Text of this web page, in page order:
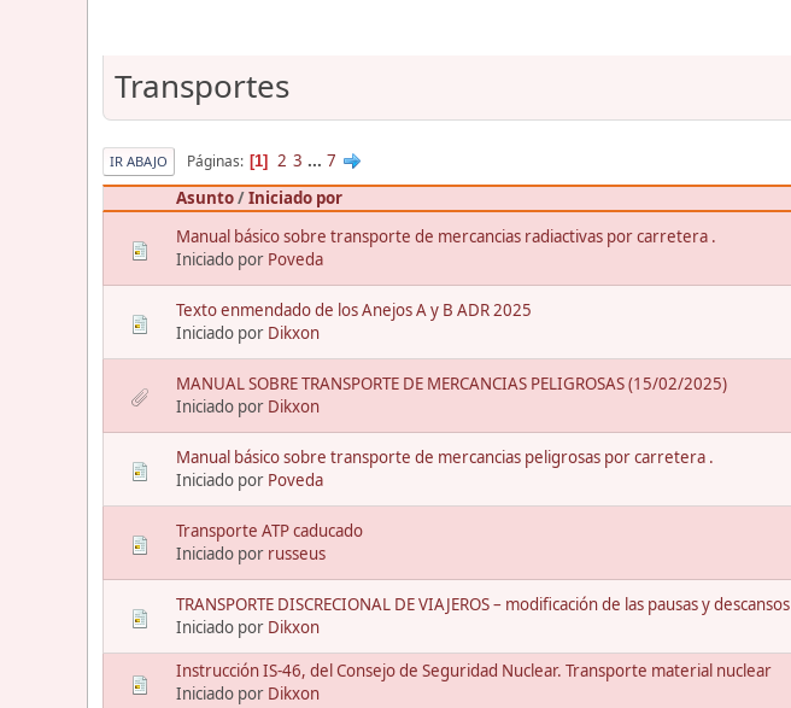
Transportes
IR ABAJO Páginas 1 2 3 ... 7
Asunto/Iniciado por
Manual básico sobre transporte de mercancias radiactivas por carretera .
Iniciado por Poveda
Texto enmendado de los Anejos A y B ADR 2025
Iniciado por Dikxon
MANUAL SOBRE TRANSPORTE DE MERCANCIAS PELIGROSAS (15/02/2025)
Iniciado por Dikxon
Manual básico sobre transporte de mercancias peligrosas por carretera .
Iniciado por Poveda
Transporte ATP caducado
Iniciado por russeus
TRANSPORTE DISCRECIONAL DE VIAJEROS – modificación de las pausas y descansos
Iniciado por Dikxon
Instrucción IS-46, del Consejo de Seguridad Nuclear. Transporte material nuclear
Iniciado por Dikxon